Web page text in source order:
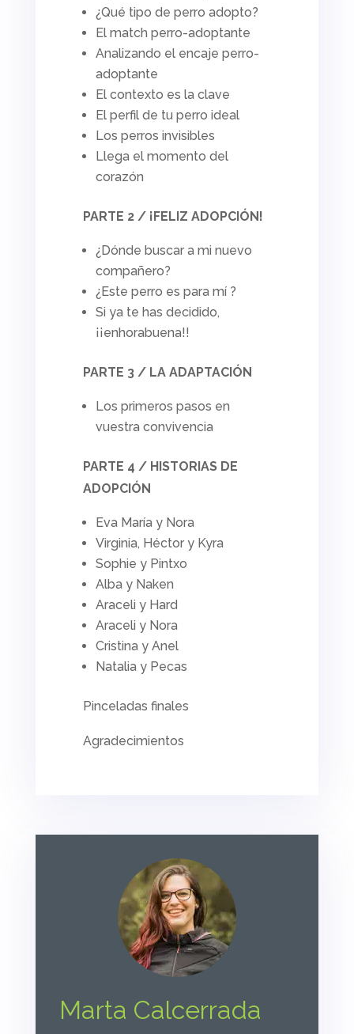
¿Qué tipo de perro adopto?
El match perro-adoptante
Analizando el encaje perro-
adoptante
El contexto es la clave
El perfil de tu perro ideal
Los perros invisibles
Llega el momento del
corazón
PARTE 2 / ¡FELIZ ADOPCIÓN!
¿Dónde buscar a mi nuevo
compañero?
¿Este perro es para mí ?
Si ya te has decidido,
¡¡enhorabuena!!
PARTE 3 / LA ADAPTACIÓN
Los primeros pasos en
vuestra convivencia
PARTE 4 / HISTORIAS DE
ADOPCIÓN
Eva María y Nora
Virginia, Héctor y Kyra
Sophie y Pintxo
Alba y Naken
Araceli y Hard
Araceli y Nora
Cristina y Anel
Natalia y Pecas
Pinceladas finales
Agradecimientos
Marta Calcerrada